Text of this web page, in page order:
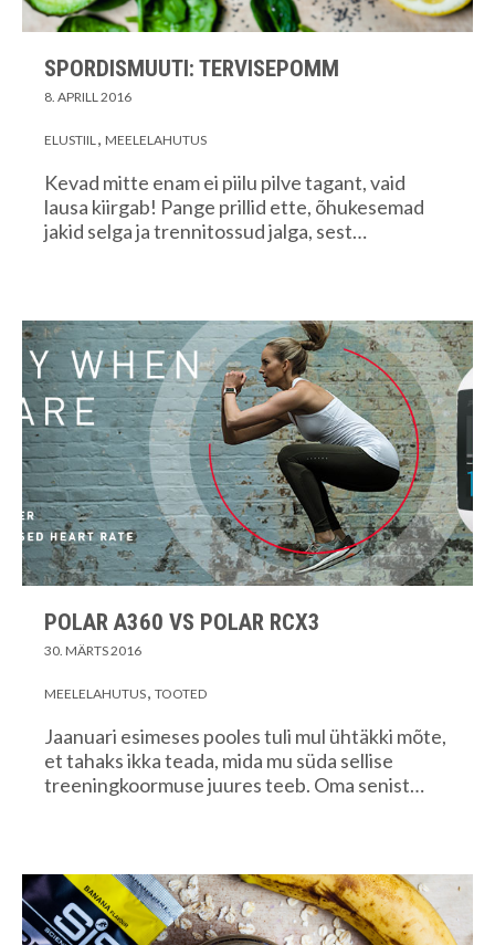
SPORDISMUUTI: TERVISEPOMM
8. APRILL 2016
ELUSTIIL MEELELAHUTUS
Kevad mitte enam ei piilu pilve tagant, vaid
lausa kiirgab! Pange prillid ette, õhukesemad
jakid selga ja trennitossud jalga, sest…
POLAR A360 VS POLAR RCX3
30. MÄRTS 2016
MEELELAHUTUS TOOTED
Jaanuari esimeses pooles tuli mul ühtäkki mõte,
et tahaks ikka teada, mida mu süda sellise
treeningkoormuse juures teeb. Oma senist…